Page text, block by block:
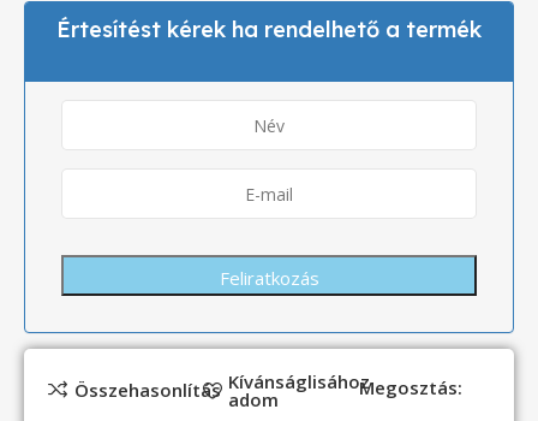
Értesítést kérek ha rendelhető a termék
Összehasonlítás Kívánságlisához
adom Megosztás: